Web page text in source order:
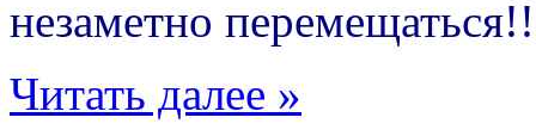
незаметно
Читать далее »